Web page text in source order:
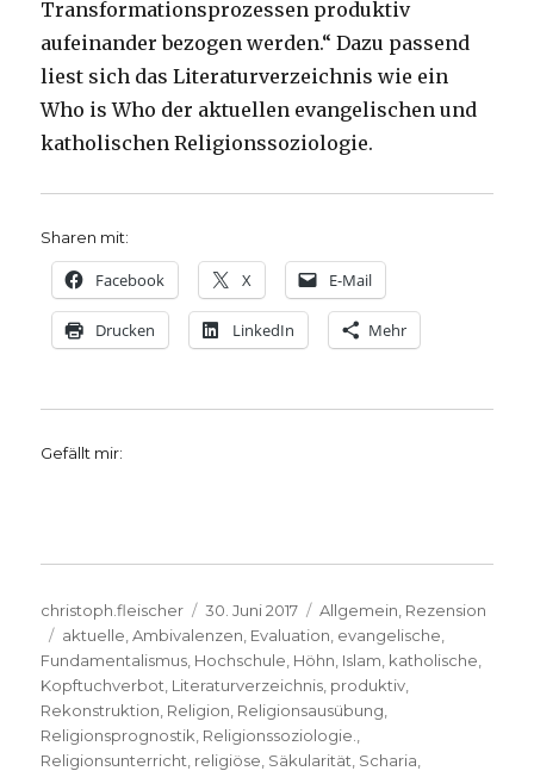
Transformationsprozessen produktiv
aufeinander bezogen werden.“ Dazu passend
liest sich das Literaturverzeichnis wie ein
Who is Who der aktuellen evangelischen und
katholischen Religionssoziologie.
Sharen mit:
Facebook X E-Mail
Drucken LinkedIn Mehr
Gefällt mir:
Autor
christoph.fleischer
Veröffentlicht
am
30. Juni 2017 Kategorien
Allgemein Rezension
Schlagwörter
aktuelle ,Ambivalenzen Evaluation evangelische
Fundamentalismus Hochschule Höhn Islam katholische
Kopftuchverbot Literaturverzeichnis produktiv
Rekonstruktion Religion Religionsausübung
Religionsprognostik Religionssoziologie.
Religionsunterricht religiöse Säkularität Scharia